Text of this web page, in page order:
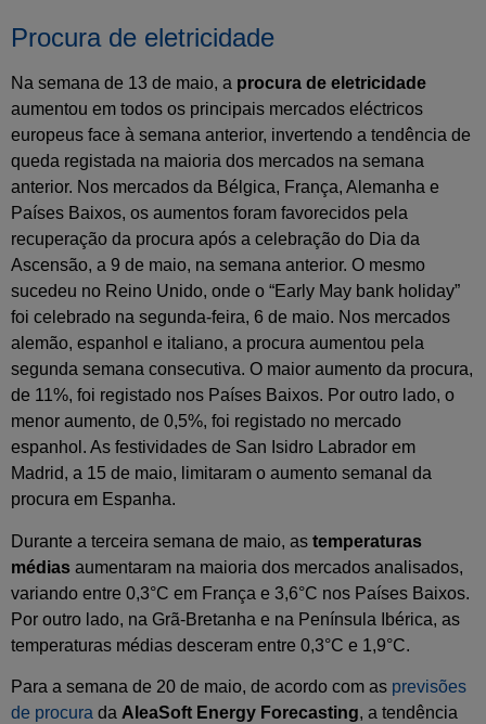
Procura de eletricidade
Na semana de 13 de maio, a procura de eletricidade
aumentou em todos os principais mercados eléctricos
europeus face à semana anterior, invertendo a tendência de
queda registada na maioria dos mercados na semana
anterior. Nos mercados da Bélgica, França, Alemanha e
Países Baixos, os aumentos foram favorecidos pela
recuperação da procura após a celebração do Dia da
Ascensão, a 9 de maio, na semana anterior. O mesmo
sucedeu no Reino Unido, onde o “Early May bank holiday”
foi celebrado na segunda-feira, 6 de maio. Nos mercados
alemão, espanhol e italiano, a procura aumentou pela
segunda semana consecutiva. O maior aumento da procura,
de 11%, foi registado nos Países Baixos. Por outro lado, o
menor aumento, de 0,5%, foi registado no mercado
espanhol. As festividades de San Isidro Labrador em
Madrid, a 15 de maio, limitaram o aumento semanal da
procura em Espanha.
Durante a terceira semana de maio, as temperaturas
médias aumentaram na maioria dos mercados analisados,
variando entre 0,3°C em França e 3,6°C nos Países Baixos.
Por outro lado, na Grã-Bretanha e na Península Ibérica, as
temperaturas médias desceram entre 0,3°C e 1,9°C.
Para a semana de 20 de maio, de acordo com as previsões
de procura da AleaSoft Energy Forecasting, a tendência